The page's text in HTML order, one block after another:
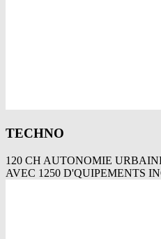
TECHNO
120 CH AUTONOMIE
AVEC 1250 D'QUIPEMENTS